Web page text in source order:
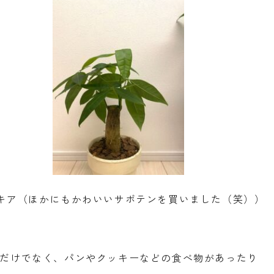
（ほかにもかわいいサボテンを買いました（笑））
けでなく、パンやクッキーなどの食べ物があったり